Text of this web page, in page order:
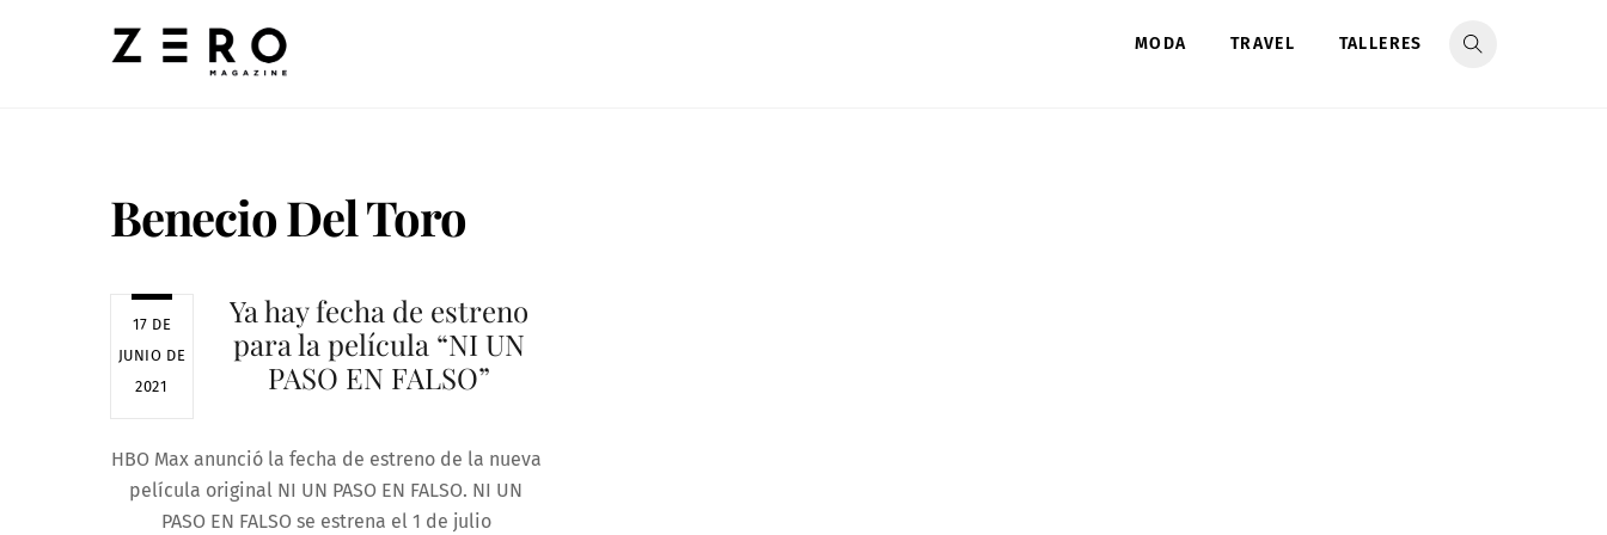
MODA TRAVEL TALLERES
Benecio Del Toro
17 DE
JUNIO DE
2021
Ya hay fecha de estreno
para la película “NI UN
PASO EN FALSO”
HBO Max anunció la fecha de estreno de la nueva
película original NI UN PASO EN FALSO. NI UN
PASO EN FALSO se estrena el 1 de julio